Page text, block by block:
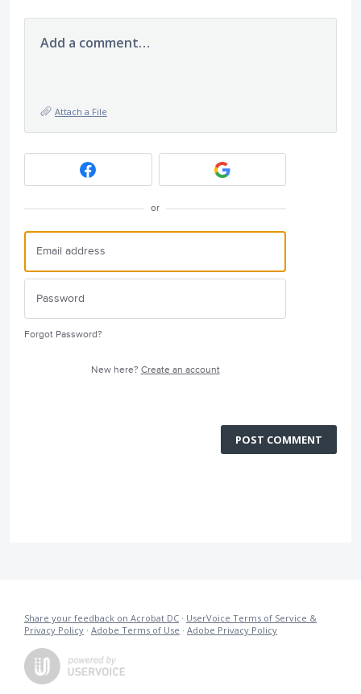
Add a comment…
Attach a File
or
Forgot Password?
New here? Create an account
POST COMMENT
Share your feedback on Acrobat DC · UserVoice Terms of Service &
Privacy Policy · Adobe Terms of Use · Adobe Privacy Policy